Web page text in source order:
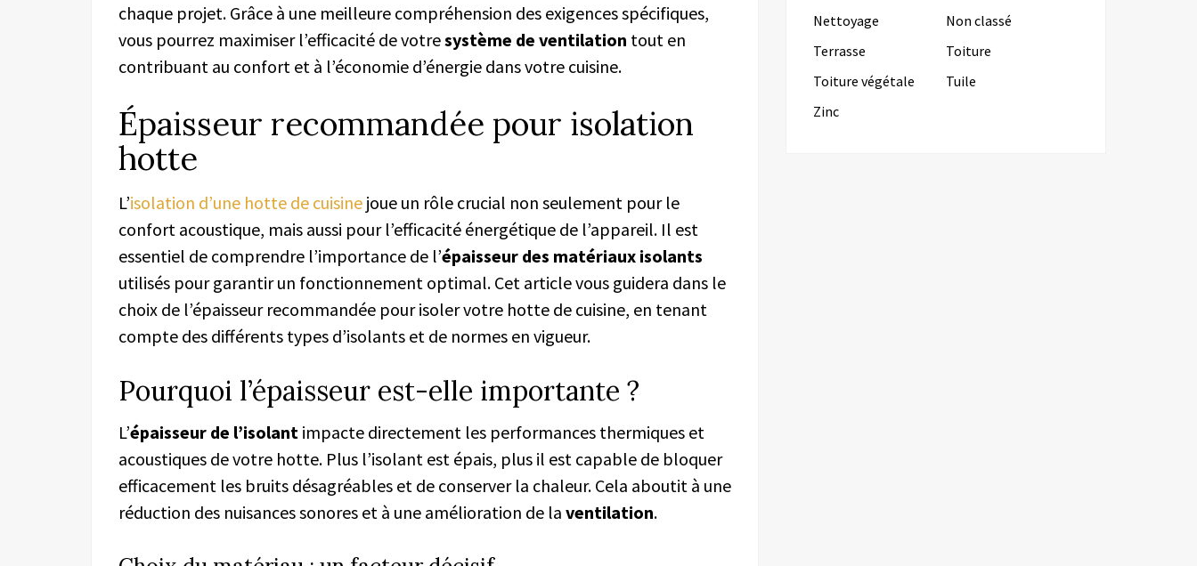
chaque projet. Grâce à une meilleure compréhension des exigences spécifiques,
vous pourrez maximiser l’efficacité de votresystème de ventilation tout en
contribuant au confort et à l’économie d’énergie dans votre cuisine.
Épaisseur recommandée pour isolation
hotte
L’isolation d’une hotte de cuisine joue un rôle crucial non seulement pour le
confort acoustique, mais aussi pour l’efficacité énergétique de l’appareil. Il est
essentiel de comprendre l’importance de l’épaisseur des matériaux isolants
utilisés pour garantir un fonctionnement optimal. Cet article vous guidera dans le
choix de l’épaisseur recommandée pour isoler votre hotte de cuisine, en tenant
compte des différents types d’isolants et de normes en vigueur.
Pourquoi l’épaisseur est-elle importante ?
L’épaisseur de l’isolant impacte directement les performances thermiques et
acoustiques de votre hotte. Plus l’isolant est épais, plus il est capable de bloquer
efficacement les bruits désagréables et de conserver la chaleur. Cela aboutit à une
réduction des nuisances sonores et à une amélioration de la ventilation.
Nettoyage
Non classé
Terrasse
Toiture
Toiture végétale
Tuile
Zinc